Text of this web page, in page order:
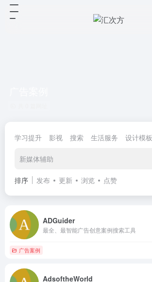
学习提升 影视 搜索 生活服务 设计模板
新媒体辅助
排序 发布 更新 浏览 点赞
ADGuider
最全、最智能广告创意案例搜索工具
广告案例
AdsoftheWorld